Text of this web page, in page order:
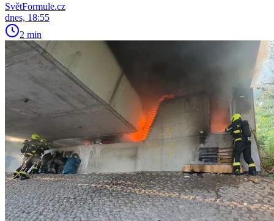
SvětFormule.cz
dnes, 18:55
2 min